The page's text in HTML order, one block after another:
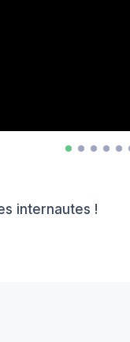
internautes !